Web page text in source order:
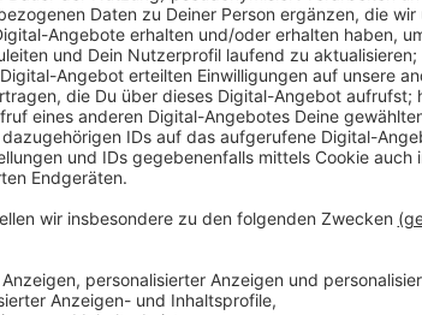
mit einer Bohrmaschine den Kürbis gut
geschnitzten Gesichtern sorgen. Mit
als auch simple Bohrlöcher für die passende
Anzeige
Kürbis-Lifehack 2: Ausstechformen